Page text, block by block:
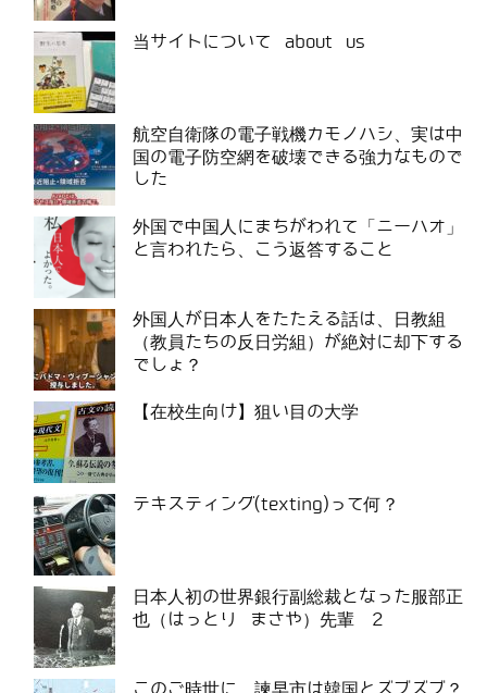
当サイトについて about us
航空自衛隊の電子戦機カモノハシ、実は中
国の電子防空網を破壊できる強力なもので
した
外国で中国人にまちがわれて「ニーハオ」
と言われたら、こう返答すること
外国人が日本人をたたえる話は、日教組
（教員たちの反日労組）が絶対に却下する
でしょ？
【在校生向け】狙い目の大学
テキスティング(texting)って何？
日本人初の世界銀行副総裁となった服部正
也（はっとり まさや）先輩 2
このご時世に、諫早市は韓国とズブズブ？